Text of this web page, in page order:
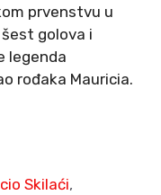
prvenstvu u
golova i
legenda
rođaka Mauricia.
Skilaći,